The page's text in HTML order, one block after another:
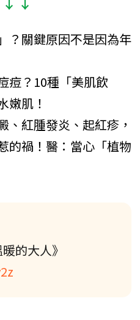
？關鍵原因不是因為年
痘？10種「美肌飲
嫩肌！
、紅腫發炎、起紅疹，
的禍！醫：當心「植物
的大人》